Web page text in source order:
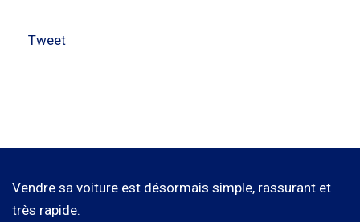
Tweet
Vendre sa voiture est désormais simple, rassurant et
très rapide.